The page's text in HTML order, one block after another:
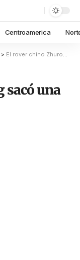
Centroamerica
> El rover chino Zhurong sacó una selfie desde Marte
sacó una